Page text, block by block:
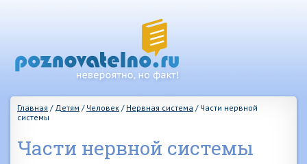
Главная / Детям / Человек / Нервная система / Части нервной
системы
Части нервной системы